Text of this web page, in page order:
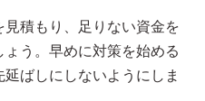
積もり、足りない資金を
う。早めに対策を始める
ばしにしないようにしま